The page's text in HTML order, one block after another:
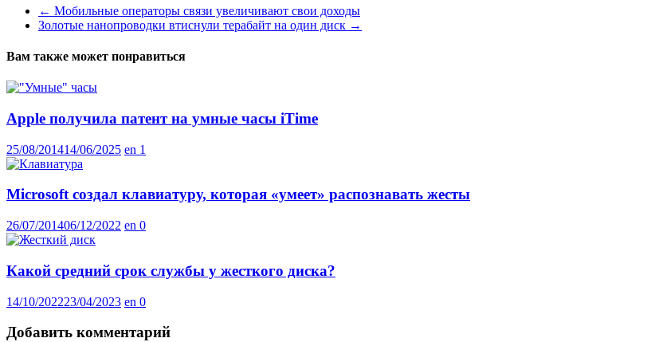
← Мобильные операторы связи увеличивают свои доходы
Золотые нанопроводки втиснули терабайт на один диск →
Вам также может понравиться
Apple получила патент на умные часы iTime
25/08/201414/06/2025 en 1
Microsoft создал клавиатуру, которая «умеет» распознавать жесты
26/07/201406/12/2022 en 0
Какой средний срок службы у жесткого диска?
14/10/202223/04/2023 en 0
Добавить комментарий